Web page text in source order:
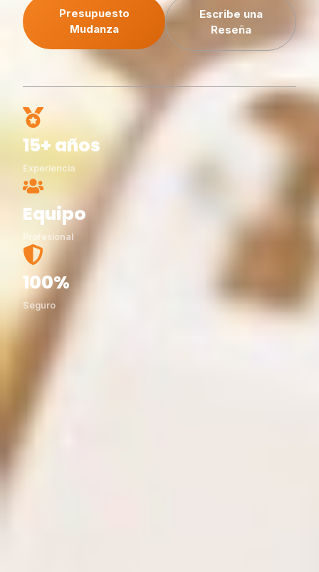
Presupuesto
Mudanza
Escribe una
Reseña
15+ años
Experiencia
Equipo
Profesional
100%
Seguro